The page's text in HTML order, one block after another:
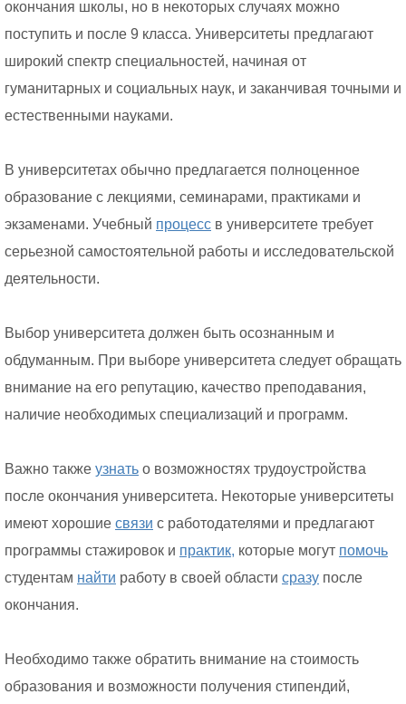
окончания школы, но в некоторых случаях можно
поступить и после 9 класса. Университеты предлагают
широкий спектр специальностей, начиная от
гуманитарных и социальных наук, и заканчивая точными и
естественными науками.
В университетах обычно предлагается полноценное
образование с лекциями, семинарами, практиками и
экзаменами. Учебный процесс в университете требует
серьезной самостоятельной работы и исследовательской
деятельности.
Выбор университета должен быть осознанным и
обдуманным. При выборе университета следует обращать
внимание на его репутацию, качество преподавания,
наличие необходимых специализаций и программ.
Важно также узнать о возможностях трудоустройства
после окончания университета. Некоторые университеты
имеют хорошие связи с работодателями и предлагают
программы стажировок и практик, которые могут помочь
студентам найти работу в своей области сразу после
окончания.
Необходимо также обратить внимание на стоимость
образования и возможности получения стипендий,